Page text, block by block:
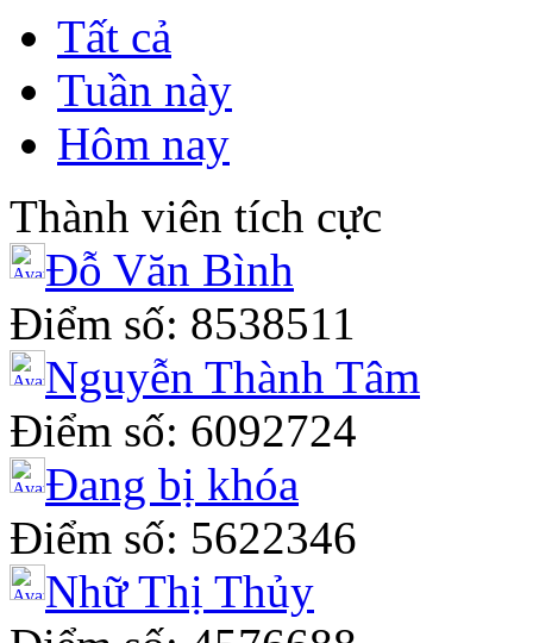
Tất cả
Tuần này
Hôm nay
Thành viên tích cực
Đỗ Văn Bình
Điểm số: 8538511
Nguyễn Thành Tâm
Điểm số: 6092724
Đang bị khóa
Điểm số: 5622346
Nhữ Thị Thủy